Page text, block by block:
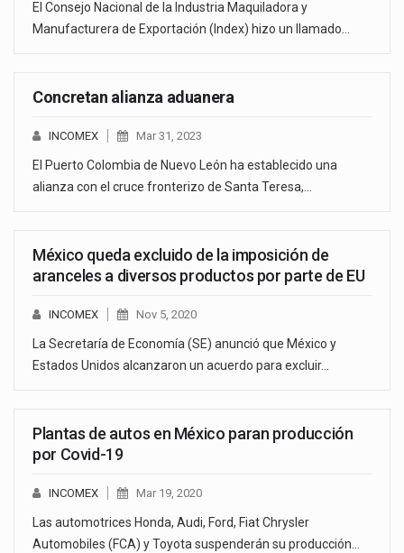
El Consejo Nacional de la Industria Maquiladora y
Manufacturera de Exportación (Index) hizo un llamado…
Concretan alianza aduanera
INCOMEX Mar 31, 2023
El Puerto Colombia de Nuevo León ha establecido una
alianza con el cruce fronterizo de Santa Teresa,…
México queda excluido de la imposición de
aranceles a diversos productos por parte de EU
INCOMEX Nov 5, 2020
La Secretaría de Economía (SE) anunció que México y
Estados Unidos alcanzaron un acuerdo para excluir…
Plantas de autos en México paran producción
por Covid-19
INCOMEX Mar 19, 2020
Las automotrices Honda, Audi, Ford, Fiat Chrysler
Automobiles (FCA) y Toyota suspenderán su producción…